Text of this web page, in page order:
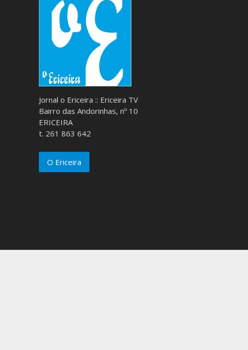
Jornal o Ericeira :: Ericeira TV
Bairro das Andorinhas, nº 10
ERICEIRA
t. 261 863 642
O Ericeira